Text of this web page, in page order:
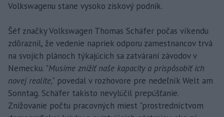
Volkswagenu stane vysoko ziskový podnik.
Šéf značky Volkswagen Thomas Schäfer počas víkendu
zdôraznil, že vedenie napriek odporu zamestnancov trvá
na svojich plánoch týkajúcich sa zatváraní závodov v
Nemecku. "Musíme znížiť naše kapacity a prispôsobiť ich
novej realite," povedal v rozhovore pre nedeľník Welt am
Sonntag. Schäfer takisto nevylúčil prepúšťanie.
Znižovanie počtu pracovných miest "prostredníctvom